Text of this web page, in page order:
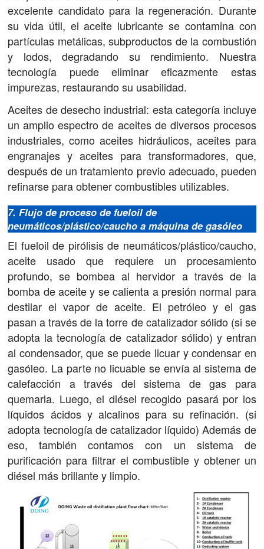
excelente candidato para la regeneración. Durante
su vida útil, el aceite lubricante se contamina con
partículas metálicas, subproductos de la combustión
y lodos, degradando su rendimiento. Nuestra
tecnología puede eliminar eficazmente estas
impurezas, restaurando su usabilidad.
Aceites de desecho industrial: esta categoría incluye
un amplio espectro de aceites de diversos procesos
industriales, como aceites hidráulicos, aceites para
engranajes y aceites para transformadores, que,
después de un tratamiento previo adecuado, pueden
refinarse para obtener combustibles utilizables.
7. Flujo de proceso de fueloil de
neumáticos/plástico/caucho a máquina de gasóleo
El fueloil de pirólisis de neumáticos/plástico/caucho,
aceite usado que requiere un procesamiento
profundo, se bombea al hervidor a través de la
bomba de aceite y se calienta a presión normal para
destilar el vapor de aceite. El petróleo y el gas
pasan a través de la torre de catalizador sólido (si se
adopta la tecnología de catalizador sólido) y entran
al condensador, que se puede licuar y condensar en
gasóleo. La parte no licuable se envía al sistema de
calefacción a través del sistema de gas para
quemarla. Luego, el diésel recogido pasará por los
líquidos ácidos y alcalinos para su refinación. (si
adopta tecnología de catalizador líquido) Además de
eso, también contamos con un sistema de
purificación para filtrar el combustible y obtener un
diésel más brillante y limpio.